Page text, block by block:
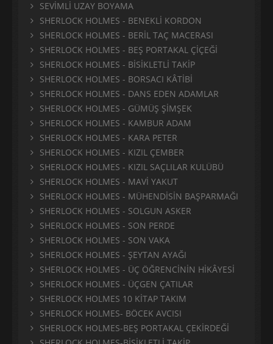
SEVİMLİ UZAY BOYAMA
SHERLOCK HOLMES - BENEKLİ KORDON
SHERLOCK HOLMES - BERİL TAÇ MACERASI
SHERLOCK HOLMES - BEŞ PORTAKAL ÇİÇEĞİ
SHERLOCK HOLMES - BİSİKLETLİ TAKİP
SHERLOCK HOLMES - BORSACI KÂTİBİ
SHERLOCK HOLMES - DANS EDEN ADAMLAR
SHERLOCK HOLMES - GÜMÜŞ ŞİMŞEK
SHERLOCK HOLMES - KAMBUR ADAM
SHERLOCK HOLMES - KARA PETER
SHERLOCK HOLMES - KIZIL ÇEMBER
SHERLOCK HOLMES - KIZIL SAÇLILAR KULÜBÜ
SHERLOCK HOLMES - MAVİ YAKUT
SHERLOCK HOLMES - MÜHENDİSİN BAŞPARMAĞI
SHERLOCK HOLMES - SOLGUN ASKER
SHERLOCK HOLMES - SON PERDE
SHERLOCK HOLMES - SON VAKA
SHERLOCK HOLMES - ŞEYTAN AYAĞI
SHERLOCK HOLMES - ÜÇ ÖĞRENCİNİN HİKÂYESİ
SHERLOCK HOLMES - ÜÇGEN ÇATILAR
SHERLOCK HOLMES 10 KİTAP TAKIM
SHERLOCK HOLMES- BÖCEK AVCISI
SHERLOCK HOLMES-BEŞ PORTAKAL ÇEKİRDEĞİ